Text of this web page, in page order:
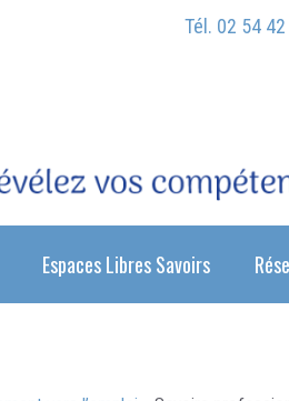
Tél. 02 54
Espaces Libres Savoirs